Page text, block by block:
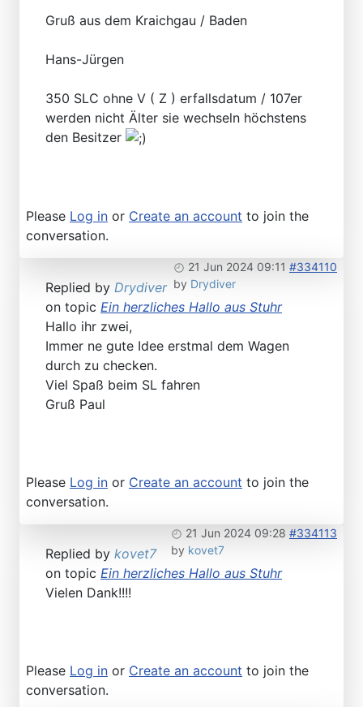
Gruß aus dem Kraichgau / Baden
Hans-Jürgen
350 SLC ohne V ( Z ) erfallsdatum / 107er
werden nicht Älter sie wechseln höchstens
den Besitzer
Please Log in or Create an account to join the
conversation.
21 Jun 2024 09:11 #334110
by Drydiver
Replied by Drydiver
on topic Ein herzliches Hallo aus Stuhr
Hallo ihr zwei,
Immer ne gute Idee erstmal dem Wagen
durch zu checken.
Viel Spaß beim SL fahren
Gruß Paul
Please Log in or Create an account to join the
conversation.
21 Jun 2024 09:28 #334113
by kovet7
Replied by kovet7
on topic Ein herzliches Hallo aus Stuhr
Vielen Dank!!!!
Please Log in or Create an account to join the
conversation.